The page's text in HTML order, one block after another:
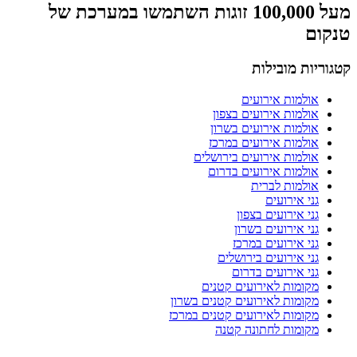
מעל 100,000 זוגות השתמשו במערכת של
מובילות
אולמות אירועים
אולמות אירועים בצפון
אולמות אירועים בשרון
אולמות אירועים במרכז
אולמות אירועים בירושלים
אולמות אירועים בדרום
אולמות לברית
גני אירועים
גני אירועים בצפון
גני אירועים בשרון
גני אירועים במרכז
גני אירועים בירושלים
גני אירועים בדרום
מקומות לאירועים קטנים
מקומות לאירועים קטנים בשרון
מקומות לאירועים קטנים במרכז
מקומות לחתונה קטנה